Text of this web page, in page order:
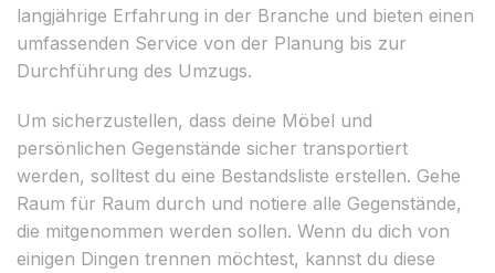
langjährige Erfahrung in der Branche und bieten einen
umfassenden Service von der Planung bis zur
Durchführung des Umzugs.
Um sicherzustellen, dass deine Möbel und
persönlichen Gegenstände sicher transportiert
werden, solltest du eine Bestandsliste erstellen. Gehe
Raum für Raum durch und notiere alle Gegenstände,
die mitgenommen werden sollen. Wenn du dich von
einigen Dingen trennen möchtest, kannst du diese